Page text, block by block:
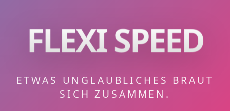
FLEXI SPEED
ETWAS UNGLAUBLICHES BRAUT
SICH ZUSAMMEN.